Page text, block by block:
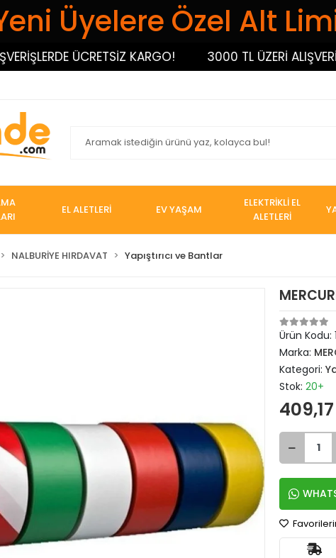
Üyelere Özel Alt
ÜCRETSİZ KARGO! 3000 TL ÜZERİ
EL ALETLERİ EV YAŞAM
ELEKTRİKLİ EL
ALETLERİ
NALBURİYE HIRDAVAT Yapıştırıcı ve Bantlar
Ürün Kodu:
Marka:
Kategori:
Stok: 20+